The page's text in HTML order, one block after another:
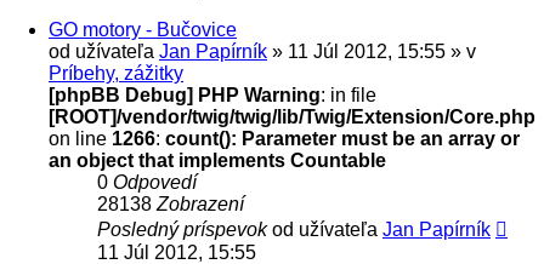
GO motory - Bučovice
od užívateľa Jan Papírník » 11 Júl 2012, 15:55 » v
Príbehy, zážitky
[phpBB Debug] PHP Warning: in file
[ROOT]/vendor/twig/twig/lib/Twig/Extension/Core.php
on line 1266: count(): Parameter must be an array or
an object that implements Countable
0 Odpovedí
28138 Zobrazení
Posledný príspevokod užívateľa Jan Papírník
11 Júl 2012, 15:55